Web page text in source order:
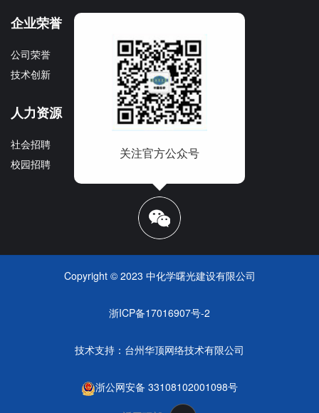
企业荣誉
公司荣誉
技术创新
文化理念
企业宣传册
人力资源
社会招聘
校园招聘
关注官方公众号
Copyright © 2023 中化学曙光建设有限公司
浙ICP备17016907号-2
技术支持： 台州华顶网络技术有限公司
浙公网安备 33108102001098号